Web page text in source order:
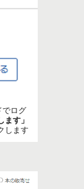
でログ
ます」
します